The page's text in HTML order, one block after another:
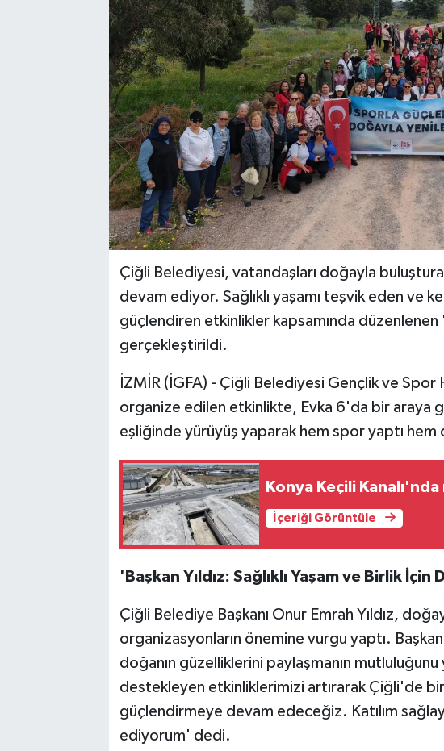
Çiğli Belediyesi, vatandaşları doğayla
devam ediyor. Sağlıklı yaşamı teşvik eden ve
güçlendiren etkinlikler kapsamında düzenlenen
gerçekleştirildi.
İZMİR (İGFA) - Çiğli Belediyesi Gençlik ve
organize edilen etkinlikte, Evka 6'da bir araya
eşliğinde yürüyüş yaparak hem spor yaptı
Konya Keçili Kanalı'nda
İçeriği Görüntüle
'Başkan Yıldız: Sağlıklı Yaşam ve Birlik
Çiğli Belediye Başkanı Onur Emrah Yıldız,
organizasyonların önemine vurgu yaptı.
doğanın güzelliklerini paylaşmanın mutluluğunu
destekleyen etkinliklerimizi artırarak Çiğli'de
güçlendirmeye devam edeceğiz. Katılım
ediyorum' dedi.